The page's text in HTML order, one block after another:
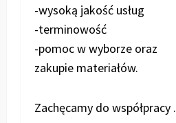
-wysoką jakość usług
-terminowość
-pomoc w wyborze oraz
zakupie materiałów.
Zachęcamy do współpracy .